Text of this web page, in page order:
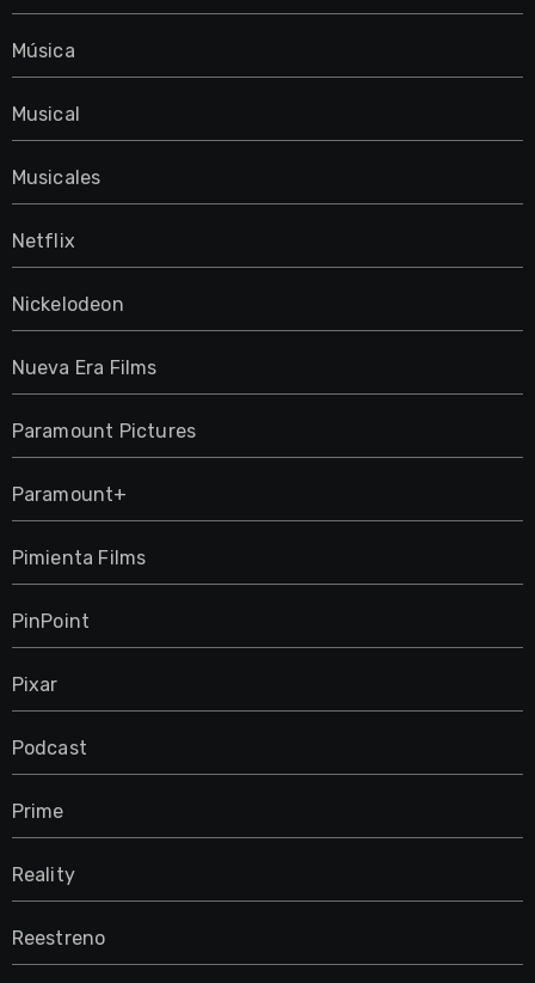
Música
Musical
Musicales
Netflix
Nickelodeon
Nueva Era Films
Paramount Pictures
Paramount+
Pimienta Films
PinPoint
Pixar
Podcast
Prime
Reality
Reestreno